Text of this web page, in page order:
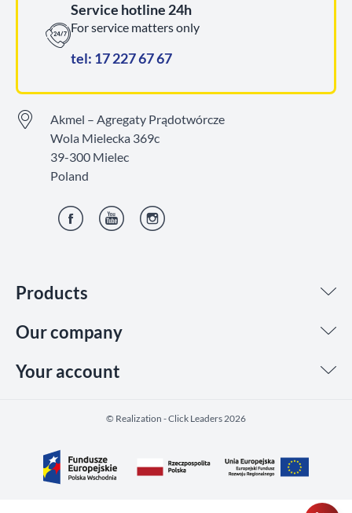
Products
Our company
Your account
Service hotline 24h
For service matters only
tel: 17 227 67 67
Akmel – Agregaty Prądotwórcze
Wola Mielecka 369c
39-300 Mielec
Poland
©️ Realization - Click Leaders 2026